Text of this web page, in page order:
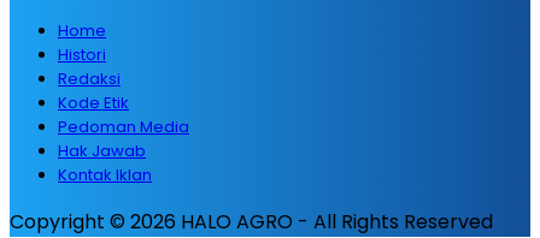
Home
Histori
Redaksi
Kode Etik
Pedoman Media
Hak Jawab
Kontak Iklan
Copyright © 2026 HALO AGRO - All Rights Reserved